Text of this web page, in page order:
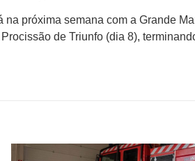
na próxima semana com a Grande
de Triunfo (dia 8),